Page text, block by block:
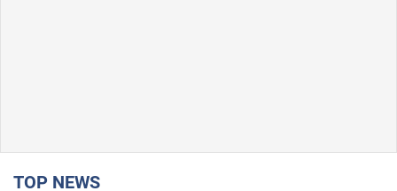
TOP NEWS